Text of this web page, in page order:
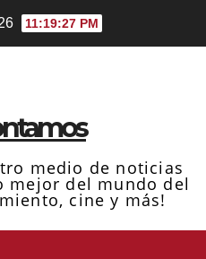
11:19:27 PM
medio de noticias
mejor del mundo del
cine y más!